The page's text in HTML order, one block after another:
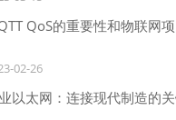
QoS的重要性和物联网
02-26
以太网：连接现代制造的